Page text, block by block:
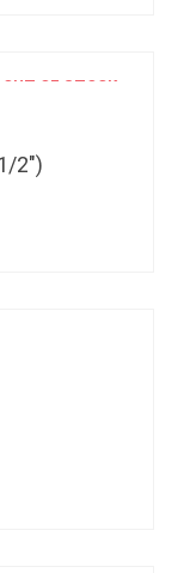
OUT OF STOCK
2″)